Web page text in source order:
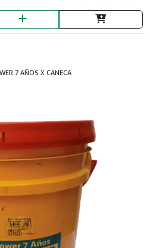
7 AÑOS X CANECA